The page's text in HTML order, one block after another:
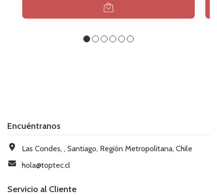
Encuéntranos
Las Condes, , Santiago, Región Metropolitana, Chile
hola@toptec.cl
Servicio al Cliente